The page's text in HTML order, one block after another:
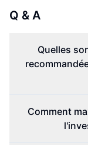
Q & A
Quelles
Comment